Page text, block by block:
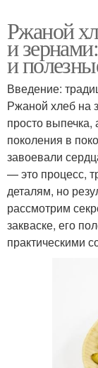
Ржаной
и
и
Введение:
Ржаной хлеб на
просто
поколения в
завоевали
— это процесс,
деталям, но
рассмотрим
закваске, его
практическими